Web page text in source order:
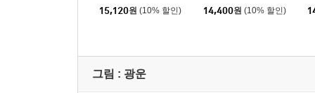
15,120원 (10% 할인) 14,400원 (10% 할인)
그림 : 광운